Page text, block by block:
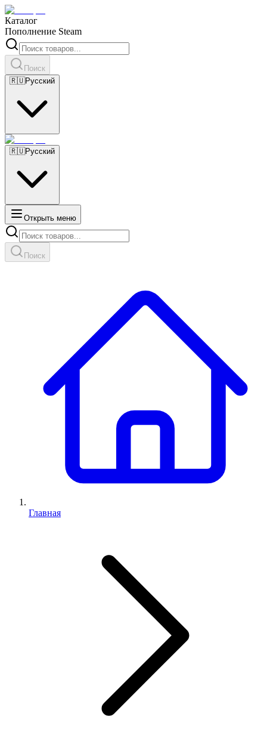
Каталог
Пополнение Steam
Поиск
🇷🇺Русский
🇷🇺Русский
Открыть меню
Поиск
Главная